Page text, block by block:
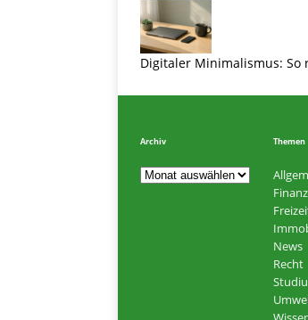
Digitaler Minimalismus:
Archiv Themen
News
Recht